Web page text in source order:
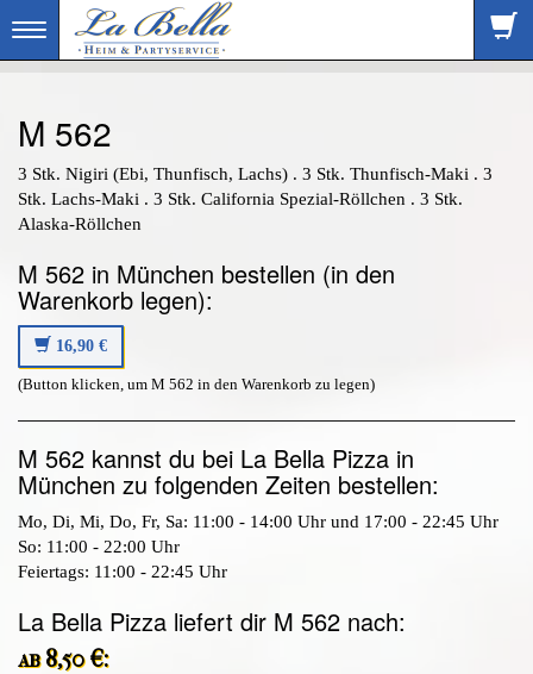
Toggle
navigation
M 562
3 Stk. Nigiri (Ebi, Thunfisch, Lachs) . 3 Stk. Thunfisch-Maki . 3
Stk. Lachs-Maki . 3 Stk. California Spezial-Röllchen . 3 Stk.
Alaska-Röllchen
M 562 in München bestellen (in den
Warenkorb legen):
16,90 €
(Button klicken, um M 562 in den Warenkorb zu legen)
M 562 kannst du bei La Bella Pizza in
München zu folgenden Zeiten bestellen:
Mo, Di, Mi, Do, Fr, Sa: 11:00 - 14:00 Uhr und 17:00 - 22:45 Uhr
So: 11:00 - 22:00 Uhr
Feiertags: 11:00 - 22:45 Uhr
La Bella Pizza liefert dir M 562 nach:
ab 8,50 €: